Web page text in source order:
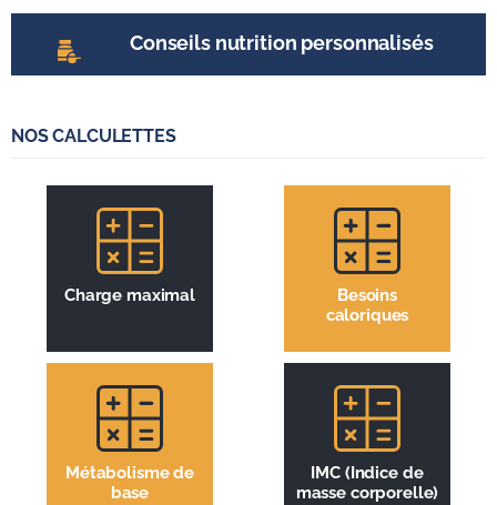
Conseils nutrition personnalisés
NOS CALCULETTES
Charge maximal
Besoins
caloriques
Métabolisme de
base
IMC (Indice de
masse corporelle)